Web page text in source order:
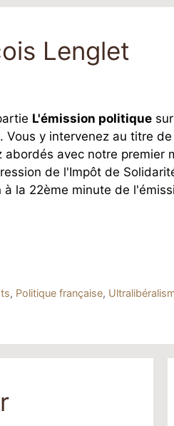
Lenglet
L'émission politique
Vous y intervenez au titre
avec notre premier
de l'Impôt de
à la 22ème minute de
, Politique française,